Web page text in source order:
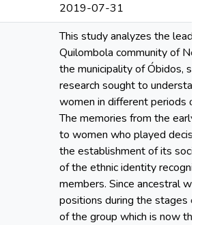
2019-07-31
This study analyzes the
Quilombola community of
the municipality of Óbidos,
research sought to
women in different periods
The memories from the
to women who played
the establishment of its
of the ethnic identity
members. Since ancestral
positions during the stages
of the group which is now